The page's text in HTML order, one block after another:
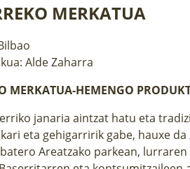
MERKATUA
Alde Zaharra
MERKATUA-HEMENGO
janaria aintzat hatu eta
eta gehigarririk gabe, hauxe da
Areatzako parkean,